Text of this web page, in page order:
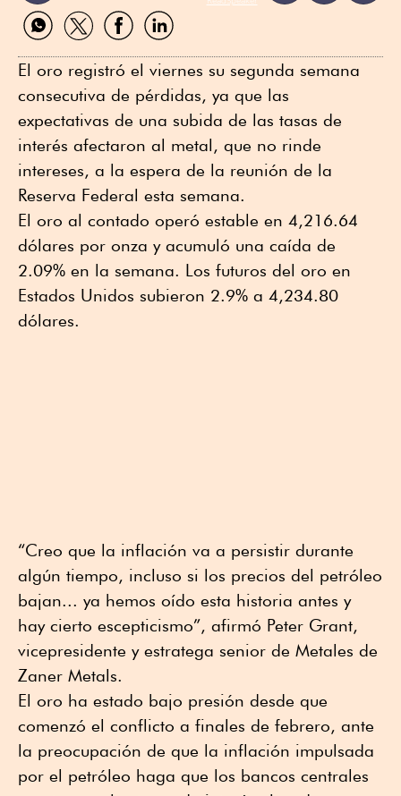
Compartir
por
Compartir
por
Compartir
por
Compartir
por
El oro registró el viernes su segunda semana
consecutiva de pérdidas, ya que las
expectativas de una subida de las tasas de
interés afectaron al metal, que no rinde
intereses, a la espera de la reunión de la
Reserva Federal esta semana.
El oro al contado operó estable en 4,216.64
dólares por onza y acumuló una caída de
2.09% en la semana. Los futuros del oro en
Estados Unidos subieron 2.9% a 4,234.80
dólares.
“Creo que la inflación va a persistir durante
algún tiempo, incluso si los precios del petróleo
bajan... ya hemos oído esta historia antes y
hay cierto escepticismo”, afirmó Peter Grant,
vicepresidente y estratega senior de Metales de
Zaner Metals.
El oro ha estado bajo presión desde que
comenzó el conflicto a finales de febrero, ante
la preocupación de que la inflación impulsada
por el petróleo haga que los bancos centrales